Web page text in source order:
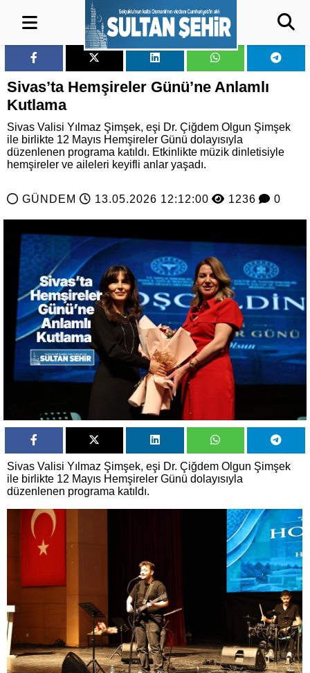
Sivas’ta Hemşireler Günü’ne Anlamlı
Kutlama
Sivas Valisi Yılmaz Şimşek, eşi Dr. Çiğdem Olgun Şimşek
ile birlikte 12 Mayıs Hemşireler Günü dolayısıyla
düzenlenen programa katıldı. Etkinlikte müzik dinletisiyle
hemşireler ve aileleri keyifli anlar yaşadı.
GÜNDEM 13.05.2026 12:12:00 1236 0
Sivas Valisi Yılmaz Şimşek, eşi Dr. Çiğdem Olgun Şimşek
ile birlikte 12 Mayıs Hemşireler Günü dolayısıyla
düzenlenen programa katıldı.